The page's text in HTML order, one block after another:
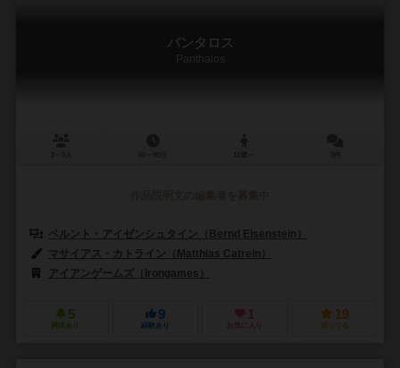
パンタロス
Panthalos
ベルント・アイゼンシュタイン（Bernd Eisenstein）
マサイアス・カトライン（Matthias Catrein）
アイアンゲームズ（Irongames）
5
興味あり
9
経験あり
1
お気に入り
19
持ってる